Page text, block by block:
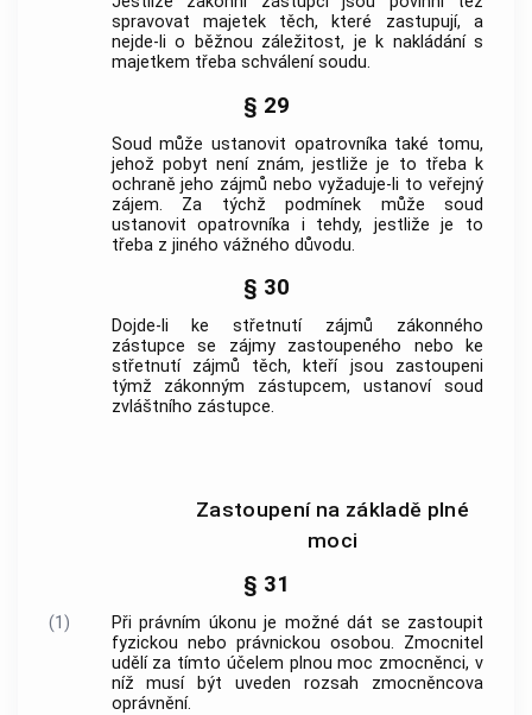
spravovat majetek těch, které zastupují, a
nejde-li o běžnou záležitost, je k nakládání s
majetkem třeba schválení soudu.
§ 29
Soud může ustanovit opatrovníka také tomu,
jehož pobyt není znám, jestliže je to třeba k
ochraně jeho zájmů nebo vyžaduje-li to veřejný
zájem. Za týchž podmínek může soud
ustanovit opatrovníka i tehdy, jestliže je to
třeba z jiného vážného důvodu.
§ 30
Dojde-li ke střetnutí zájmů zákonného
zástupce se zájmy zastoupeného nebo ke
střetnutí zájmů těch, kteří jsou zastoupeni
týmž zákonným zástupcem, ustanoví soud
zvláštního zástupce.
Zastoupení na základě plné
moci
§ 31
(1)
Při právním úkonu je možné dát se zastoupit
fyzickou nebo právnickou osobou. Zmocnitel
udělí za tímto účelem plnou moc zmocněnci, v
níž musí být uveden rozsah zmocněncova
oprávnění.